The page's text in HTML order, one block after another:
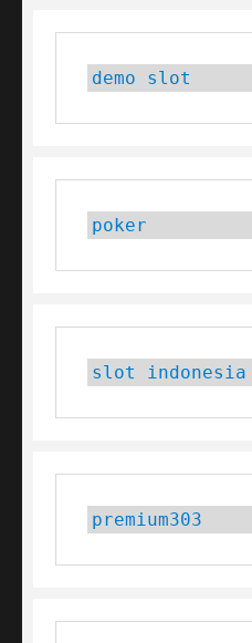
demo slot
poker
slot indonesia
premium303